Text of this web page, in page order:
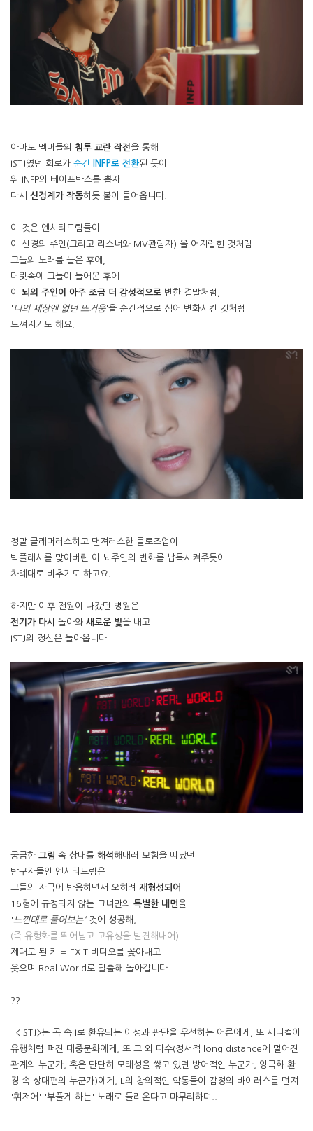
아마도 멤버들의 침투 교란 작전을 통해
ISTJ였던 회로가 순간 INFP로 전환된 듯이
위 INFP의 테이프박스를 뽑자
다시 신경계가 작동하듯 불이 들어옵니다.
이 것은 엔시티드림들이
이 신경의 주인(그리고 리스너와 MV관람자) 을 어지럽힌 것처럼
그들의 노래를 들은 후에,
머릿속에 그들이 들어온 후에
이 뇌의 주인이 아주 조금 더 감성적으로 변한 결말처럼,
' 너의 세상엔 없던 뜨거움'을 순간적으로 심어 변화시킨 것처럼
느껴지기도 해요.
정말 글래머러스하고 댄져러스한 클로즈업이
빅플래시를 맞아버린 이 뇌주인의 변화를 납득시켜주듯이
차례대로 비추기도 하고요.
하지만 이후 전원이 나갔던 병원은
전기가 다시
돌아와 새로운 빛을 내고
ISTJ의 정신은 돌아옵니다.
궁금한 그림 속 상대를 해석해내러 모험을 떠났던
탐구자들인 엔시티드림은
그들의 자극에 반응하면서 오히려 재형성되어
16형에 규정되지 않는 그녀만의 특별한 내면을
'느낀대로 풀어보는' 것에 성공해,
(즉 유형화를 뛰어넘고 고유성을 발견해내어)
제대로 된 키 = EXIT 비디오를 꽂아내고
웃으며 Real World로 탈출해 돌아갑니다.
??
<ISTJ>는 곡 속 I로 환유되는 이성과 판단을 우선하는 어른에게, 또 시니컬이
유행처럼 퍼진 대중문화에게, 또 그 외 다수(정서적 long distance에 멀어진
관계의 누군가, 혹은 단단히 모래성을 쌓고 있던 방어적인 누군가, 양극화 환
경 속 상대편의 누군가)에게, E의 창의적인 악동들이 감정의 바이러스를 던져
'휘저어' '부풀게 하는' 노래로 들려온다고 마무리하며..